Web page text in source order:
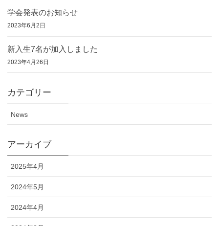
学会発表のお知らせ
2023年6月2日
新入生7名が加入しました
2023年4月26日
カテゴリー
News
アーカイブ
2025年4月
2024年5月
2024年4月